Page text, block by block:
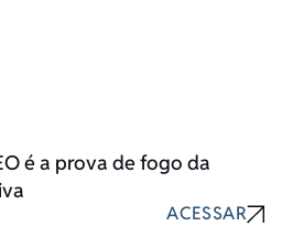
é a prova de fogo da
ACESSAR